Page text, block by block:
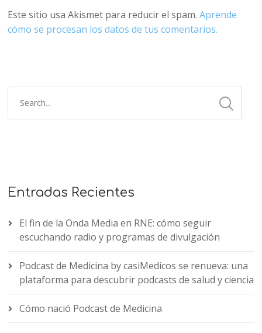
Este sitio usa Akismet para reducir el spam.Aprende
cómo se procesan los datos de tus comentarios.
Entradas Recientes
El fin de la Onda Media en RNE: cómo seguir
escuchando radio y programas de divulgación
Podcast de Medicina by casiMedicos se renueva: una
plataforma para descubrir podcasts de salud y ciencia
Cómo nació Podcast de Medicina